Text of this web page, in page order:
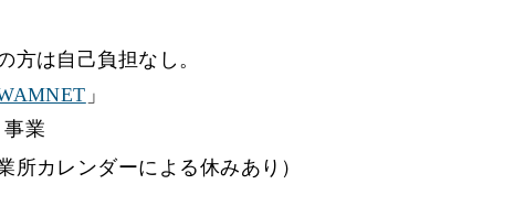
方は自己負担なし。
」
業
所カレンダーによる休みあり）